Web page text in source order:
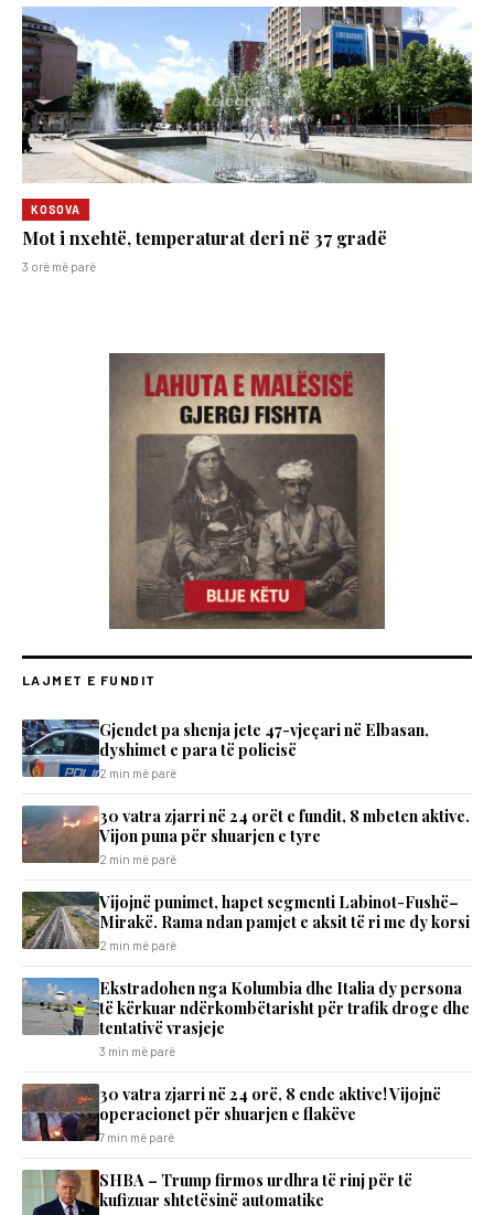
KOSOVA
Mot i nxehtë, temperaturat deri në 37 gradë
3 orë më parë
LAJMET E FUNDIT
Gjendet pa shenja jete 47-vjeçari në Elbasan,
dyshimet e para të policisë
2 min më parë
30 vatra zjarri në 24 orët e fundit, 8 mbeten aktive.
Vijon puna për shuarjen e tyre
2 min më parë
Vijojnë punimet, hapet segmenti Labinot-Fushë–
Mirakë. Rama ndan pamjet e aksit të ri me dy korsi
2 min më parë
Ekstradohen nga Kolumbia dhe Italia dy persona
të kërkuar ndërkombëtarisht për trafik droge dhe
tentativë vrasjeje
3 min më parë
30 vatra zjarri në 24 orë, 8 ende aktive! Vijojnë
operacionet për shuarjen e flakëve
7 min më parë
SHBA – Trump firmos urdhra të rinj për të
kufizuar shtetësinë automatike